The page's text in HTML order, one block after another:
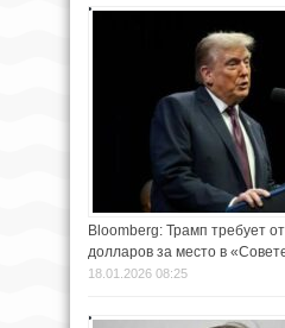
Bloomberg: Трамп требует
долларов за место в
18.01.2026 08:25